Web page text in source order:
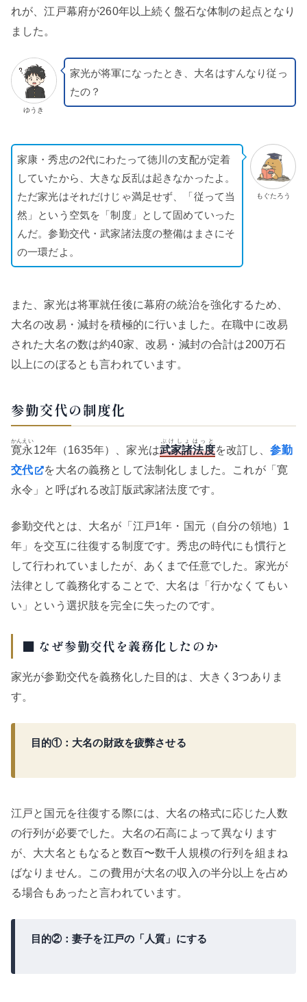
れが、江戸幕府が260年以上続く盤石な体制の起点となり
ました。
ゆうき
家光が将軍になったとき、大名はすんなり従っ
たの？
もぐたろう
家康・秀忠の2代にわたって徳川の支配が定着
していたから、大きな反乱は起きなかったよ。
ただ家光はそれだけじゃ満足せず、「従って当
然」という空気を「制度」として固めていった
んだ。参勤交代・武家諸法度の整備はまさにそ
の一環だよ。
また、家光は将軍就任後に幕府の統治を強化するため、
大名の改易・減封を積極的に行いました。在職中に改易
された大名の数は約40家、改易・減封の合計は200万石
以上にのぼるとも言われています。
参勤交代の制度化
寛永
かんえい
12年（1635年）、家光は武家諸法度
ぶけしょはっと
を改訂し、参勤
交代
を大名の義務として法制化しました。これが「寛
永令」と呼ばれる改訂版武家諸法度です。
参勤交代とは、大名が「江戸1年・国元（自分の領地）1
年」を交互に往復する制度です。秀忠の時代にも慣行と
して行われていましたが、あくまで任意でした。家光が
法律として義務化することで、大名は「行かなくてもい
い」という選択肢を完全に失ったのです。
■ なぜ参勤交代を義務化したのか
家光が参勤交代を義務化した目的は、大きく3つありま
す。
目的①：大名の財政を疲弊させる
江戸と国元を往復する際には、大名の格式に応じた人数
の行列が必要でした。大名の石高によって異なります
が、大大名ともなると数百〜数千人規模の行列を組まね
ばなりません。この費用が大名の収入の半分以上を占め
る場合もあったと言われています。
目的②：妻子を江戸の「人質」にする